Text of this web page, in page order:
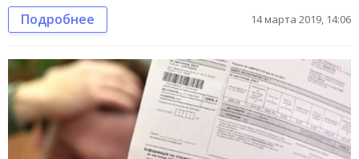
Подробнее 14 марта 2019, 14:06